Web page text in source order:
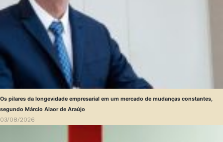
Os pilares da longevidade empresarial em um mercado de mudanças constantes,
segundo Márcio Alaor de Araújo
03/08/2026